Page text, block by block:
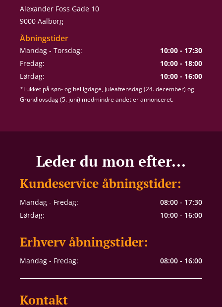
Alexander Foss Gade 10
9000 Aalborg
Åbningstider
Mandag - Torsdag:
10:00 - 17:30
Fredag:
10:00 - 18:00
Lørdag:
10:00 - 16:00
*Lukket på søn- og helligdage, Juleaftensdag (24. december) og
Grundlovsdag (5. juni) medmindre andet er annonceret.
Leder du mon efter...
Kundeservice åbningstider:
Mandag - Fredag:
08:00 - 17:30
Lørdag:
10:00 - 16:00
Erhverv åbningstider:
Mandag - Fredag: 08:00 - 16:00
Kontakt